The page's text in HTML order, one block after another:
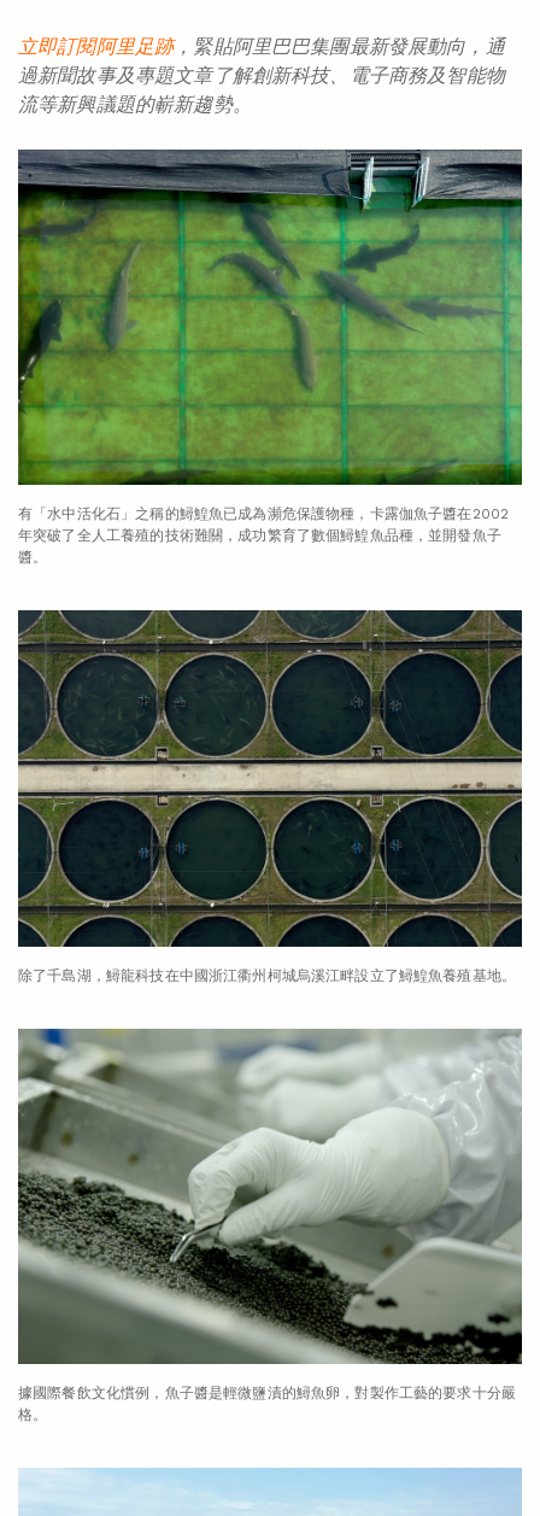
立即訂閱阿里足跡，緊貼阿里巴巴集團最新發展動向，通
過新聞故事及專題文章了解創新科技、 電子商務及智能物
流等新興議題的嶄新趨勢。
有「水中活化石」之稱的鱘鰉魚已成為瀕危保護物種，卡露伽魚子醬在2002
年突破了全人工養殖的技術難關，成功繁育了數個鱘鰉魚品種，並開發魚子
醬。
除了千島湖，鱘龍科技在中國浙江衢州柯城烏溪江畔設立了鱘鰉魚養殖基地。
據國際餐飲文化慣例，魚子醬是輕微鹽漬的鱘魚卵，對製作工藝的要求十分嚴
格。